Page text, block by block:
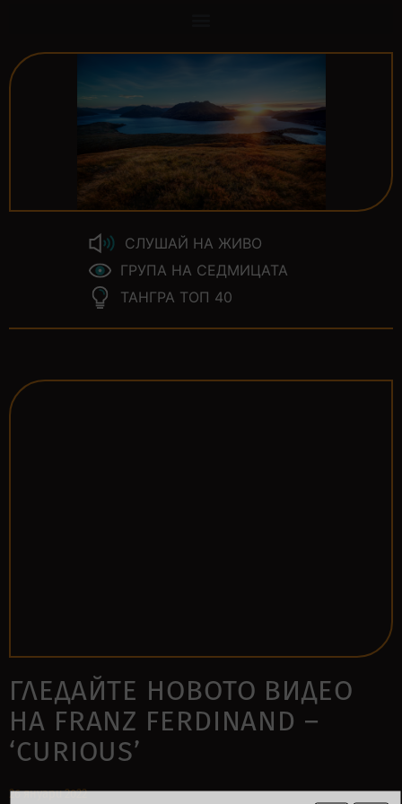
СЛУШАЙ НА ЖИВО
ГРУПА НА СЕДМИЦАТА
ТАНГРА ТОП 40
ГЛЕДАЙТЕ НОВОТО ВИДЕО
НА FRANZ FERDINAND –
‘CURIOUS’
26 януари 2022